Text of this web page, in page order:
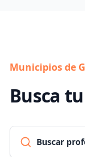
Municipios de
Busca
Buscar